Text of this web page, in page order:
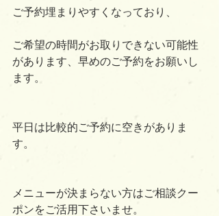
ご予約埋まりやすくなっており、
ご希望の時間がお取りできない可能性
があります、早めのご予約をお願いし
ます。
平日は比較的ご予約に空きがありま
す。
メニューが決まらない方はご相談クー
ポンをご活用下さいませ。